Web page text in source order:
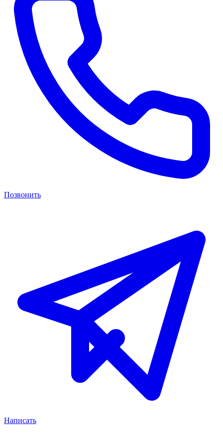
Позвонить
Написать